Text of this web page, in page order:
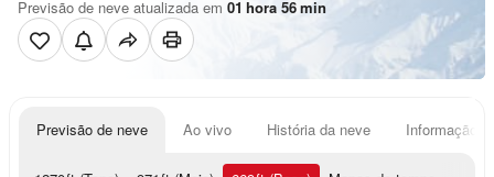
Previsão de neve atualizada em 01 hora 56min
Previsão de neve Ao vivo História da neve Informação